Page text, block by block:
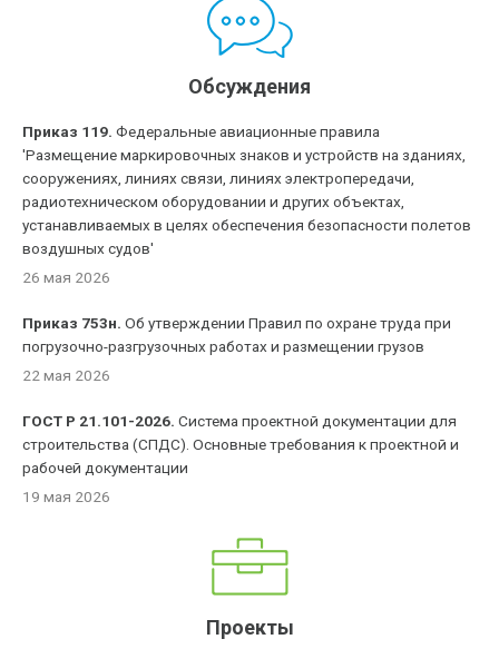
Обсуждения
Приказ 119. Федеральные авиационные правила
'Размещение маркировочных знаков и устройств на зданиях,
сооружениях, линиях связи, линиях электропередачи,
радиотехническом оборудовании и других объектах,
устанавливаемых в целях обеспечения безопасности полетов
воздушных судов'
26 мая 2026
Приказ 753н. Об утверждении Правил по охране труда при
погрузочно-разгрузочных работах и размещении грузов
22 мая 2026
ГОСТ Р 21.101-2026. Система проектной документации для
строительства (СПДС). Основные требования к проектной и
рабочей документации
19 мая 2026
Проекты